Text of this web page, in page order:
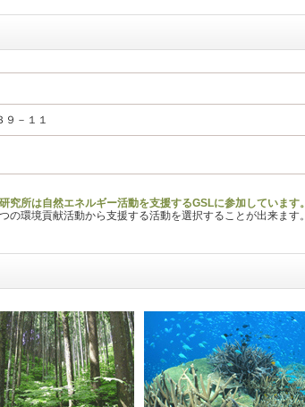
９－１１
究所は自然エネルギー活動を支援するGSLに参加しています。
環境貢献活動から支援する活動を選択することが出来ます。